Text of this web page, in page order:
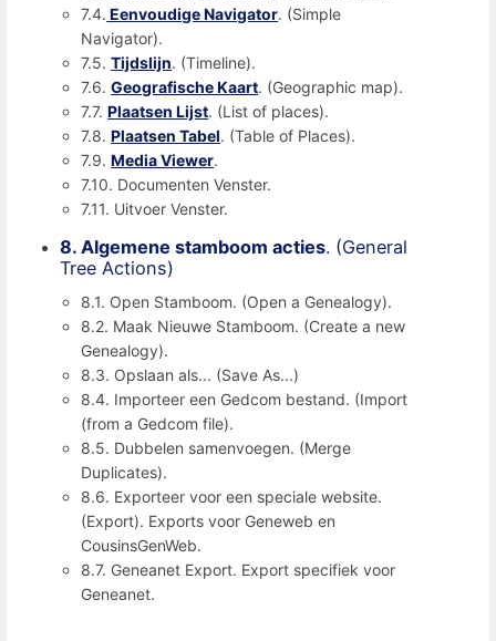
7.4. Eenvoudige Navigator. (Simple
Navigator).
7.5.Tijdslijn. (Timeline).
7.6.Geografische Kaart. (Geographic map).
7.7.Plaatsen Lijst. (List of places).
7.8.Plaatsen Tabel. (Table of Places).
7.9.Media Viewer.
7.10. Documenten Venster.
7.11. Uitvoer Venster.
8. Algemene stamboom acties. (General
Tree Actions)
8.1. Open Stamboom. (Open a Genealogy).
8.2. Maak Nieuwe Stamboom. (Create a new
Genealogy).
8.3. Opslaan als... (Save As...)
8.4. Importeer een Gedcom bestand. (Import
(from a Gedcom file).
8.5. Dubbelen samenvoegen. (Merge
Duplicates).
8.6. Exporteer voor een speciale website.
(Export). Exports voor Geneweb en
CousinsGenWeb.
8.7. Geneanet Export. Export specifiek voor
Geneanet.